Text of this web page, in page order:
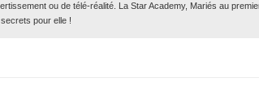
ou de télé-réalité. La Star Academy, Mariés au
pour elle !